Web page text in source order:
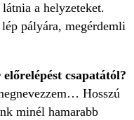
a helyzeteket.
pályára, megérdemli
csapatától?
Hosszú
minél hamarabb